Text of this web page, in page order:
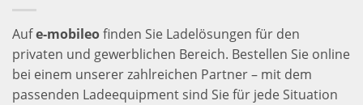
Aufe-mobileofinden Sie Ladelösungen für den
privaten und gewerblichen Bereich. Bestellen Sie online
bei einem unserer zahlreichen Partner – mit dem
passenden Ladeequipment sind Sie für jede Situation